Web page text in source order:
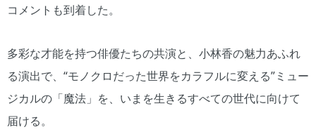
コメントも到着した。
多彩な才能を持つ俳優たちの共演と、小林香の魅力あふれ
る演出で、“モノクロだった世界をカラフルに変える”ミュー
ジカルの「魔法」を、いまを生きるすべての世代に向けて
届ける。